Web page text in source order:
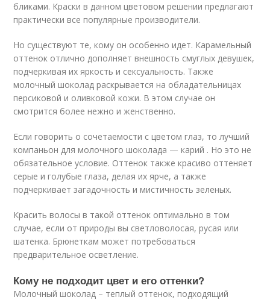
бликами. Краски в данном цветовом решении предлагают
практически все популярные производители.
Но существуют те, кому он особенно идет. Карамельный
оттенок отлично дополняет внешность смуглых девушек,
подчеркивая их яркость и сексуальность. Также
молочный шоколад раскрывается на обладательницах
персиковой и оливковой кожи. В этом случае он
смотрится более нежно и женственно.
Если говорить о сочетаемости с цветом глаз, то лучший
компаньон для молочного шоколада — карий . Но это не
обязательное условие. Оттенок также красиво оттеняет
серые и голубые глаза, делая их ярче, а также
подчеркивает загадочность и мистичность зеленых.
Красить волосы в такой оттенок оптимально в том
случае, если от природы вы светловолосая, русая или
шатенка. Брюнеткам может потребоваться
предварительное осветление.
Кому не подходит цвет и его оттенки?
Молочный шоколад – теплый оттенок, подходящий